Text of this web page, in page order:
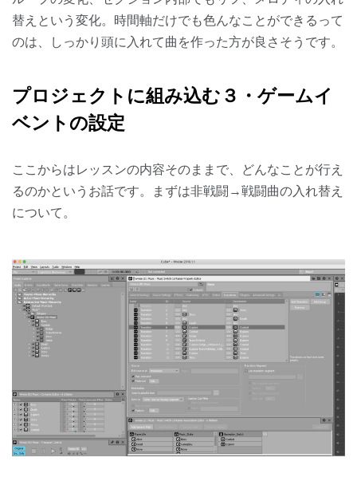
替えという変化。時間軸だけでも色んなことができるって
のは、しっかり頭に入れて曲を作った方が良さそうです。
プロジェクトに組み込む３・ゲームイ
ベントの設定
ここからはレッスンの内容そのままで、どんなことが行え
るのかというお話です。まずは非戦闘→戦闘曲の入れ替え
について。